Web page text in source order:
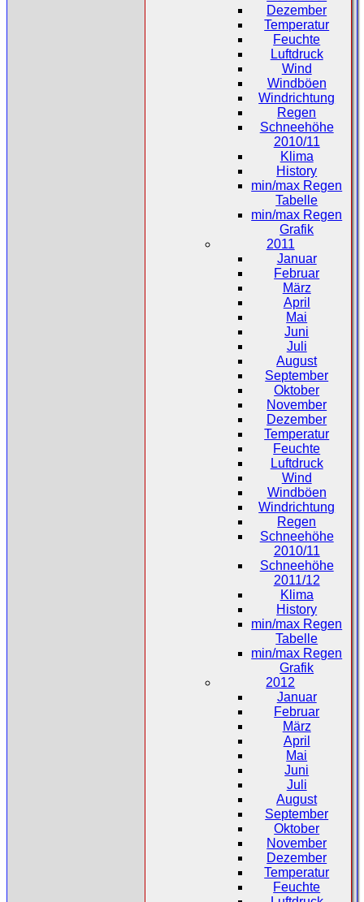
Dezember
Temperatur
Feuchte
Luftdruck
Wind
Windböen
Windrichtung
Regen
Schneehöhe
2010/11
Klima
History
min/max Regen
Tabelle
min/max Regen
Grafik
2011
Januar
Februar
März
April
Mai
Juni
Juli
August
September
Oktober
November
Dezember
Temperatur
Feuchte
Luftdruck
Wind
Windböen
Windrichtung
Regen
Schneehöhe
2010/11
Schneehöhe
2011/12
Klima
History
min/max Regen
Tabelle
min/max Regen
Grafik
2012
Januar
Februar
März
April
Mai
Juni
Juli
August
September
Oktober
November
Dezember
Temperatur
Feuchte